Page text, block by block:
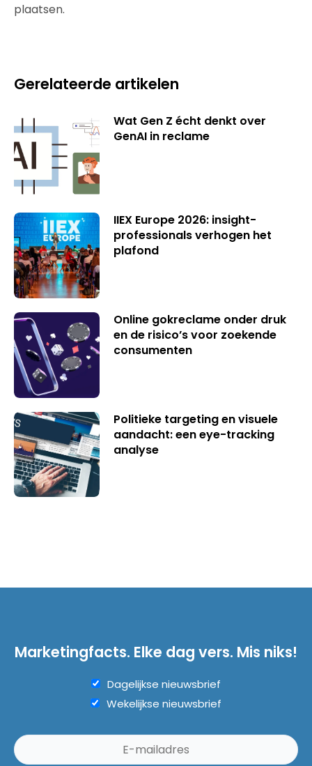
plaatsen.
Gerelateerde artikelen
Wat Gen Z écht denkt over
GenAI in reclame
IIEX Europe 2026: insight-
professionals verhogen het
plafond
Online gokreclame onder druk
en de risico’s voor zoekende
consumenten
Politieke targeting en visuele
aandacht: een eye-tracking
analyse
Marketingfacts. Elke dag vers. Mis niks!
Dagelijkse nieuwsbrief
Wekelijkse nieuwsbrief